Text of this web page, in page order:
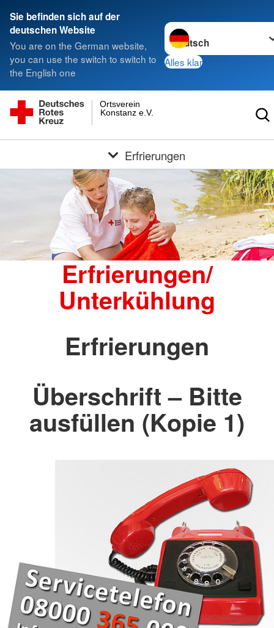
Sie befinden sich auf der
deutschen Website
You are on the German website,
you can use the switch to switch to
the English one
Sprache wechseln zu
Alles klar
Konstanz e.V.
Ortsverein
Erfrierungen
Erfrierungen/
Unterkühlung
Erfrierungen
Überschrift – Bitte
ausfüllen (Kopie 1)